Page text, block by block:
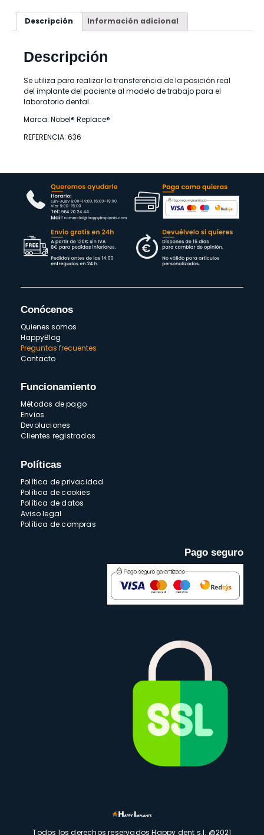
Descripción Información adicional
Descripción
Se utiliza para realizar la transferencia de la posición real
del implante del paciente al modelo de trabajo para el
laboratorio dental.
Marca: Nobel® Replace®
REFERENCIA: 636
Conócenos
Quienes somos
HappyBlog
Preguntas frecuentes
Contacto
Funcionamiento
Métodos de pago
Envios
Devoluciones
Clientes registrados
Políticas
Política de privacidad
Política de cookies
Política de datos
Aviso legal
Política de compras
Pago seguro
Todos los derechos reservados Happy dent s.l. @2021